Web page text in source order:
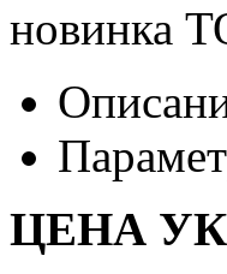
новинка
ЦЕНА